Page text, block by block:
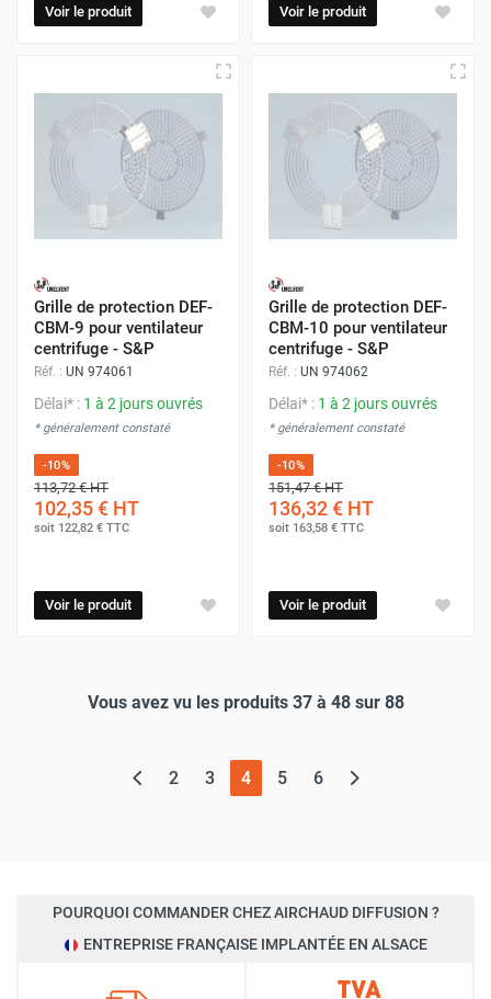
Voir le produit Voir le produit
Grille de protection DEF-
CBM-9 pour ventilateur
centrifuge - S&P
Réf. : UN 974061
Délai* : 1 à 2 jours ouvrés
* généralement constaté
-10%
113,72 €HT
102,35 € HT
soit 122,82 € TTC
Voir le produit
Grille de protection DEF-
CBM-10 pour ventilateur
centrifuge - S&P
Réf. : UN 974062
Délai* : 1 à 2 jours ouvrés
* généralement constaté
-10%
151,47 €HT
136,32 € HT
soit 163,58 € TTC
Voir le produit
Vous avez vu les produits 37 à 48 sur 88
2 3 4(page actuelle)
5 6
POURQUOI COMMANDER CHEZ AIRCHAUD DIFFUSION ?
ENTREPRISE FRANÇAISE IMPLANTÉE EN ALSACE